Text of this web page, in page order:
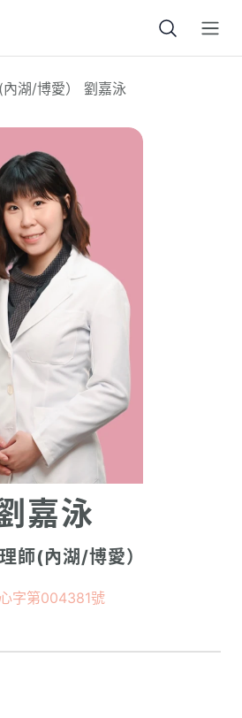
湖/博愛） 劉嘉泳
嘉泳
師(內湖/博愛）
字第004381號